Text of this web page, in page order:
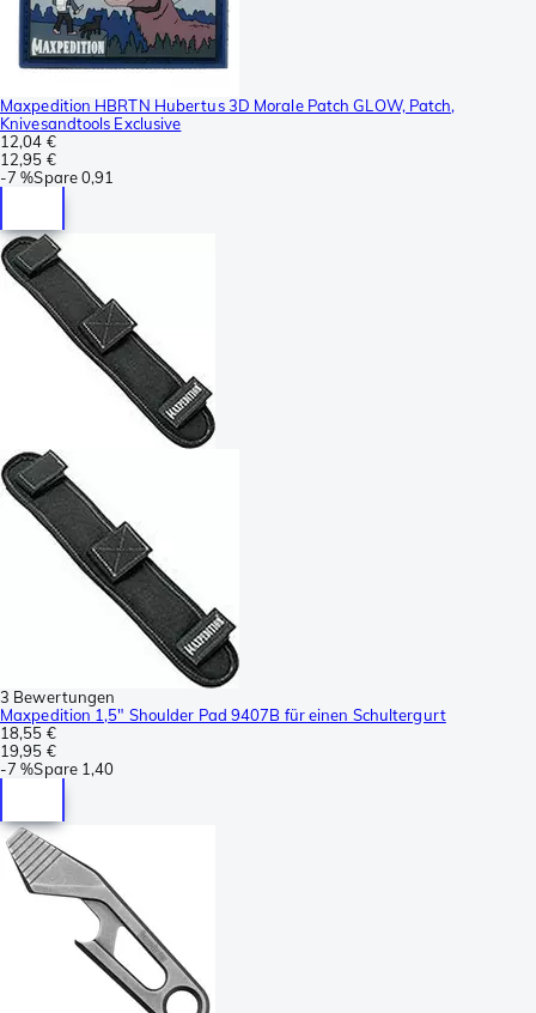
Maxpedition HBRTN Hubertus 3D Morale Patch GLOW, Patch,
Knivesandtools Exclusive
12,04 €
12,95 €
-7 %Spare0,91
3 Bewertungen
Maxpedition 1,5" Shoulder Pad 9407B für einen Schultergurt
18,55 €
19,95 €
-7 %Spare 1,40